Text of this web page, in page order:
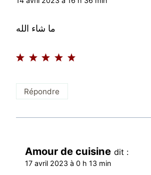
ما شاء الله
Répondre
Amour de cuisine dit :
17 avril 2023 à 0 h 13 min